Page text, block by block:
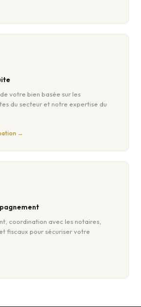
votre bien basée sur les
du secteur et notre expertise du
→
coordination avec les notaires,
fiscaux pour sécuriser votre